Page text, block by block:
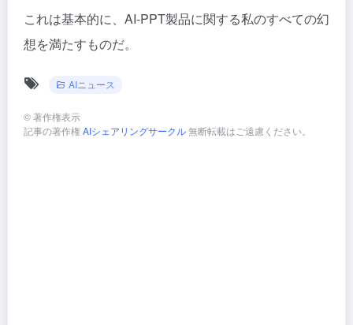
これは基本的に、AI-PPT製品に関する私のすべての幻
想を満たすものだ。
AIニュース
©著作権表示
記事の著作権AIシェアリングサークル無断転載はご遠慮ください。